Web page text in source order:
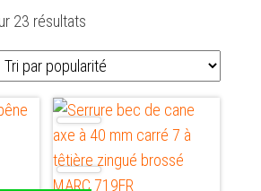
23 résultats
popularité